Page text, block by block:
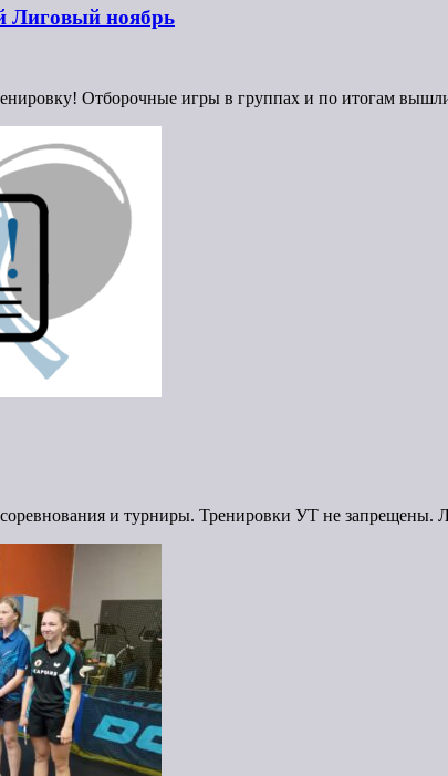
Лиговый ноябрь
Отборочные игры в группах и по итогам
и турниры. Тренировки УТ не